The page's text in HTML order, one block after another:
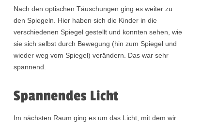
Nach den optischen Täuschungen ging es weiter zu
den Spiegeln. Hier haben sich die Kinder in die
verschiedenen Spiegel gestellt und konnten sehen, wie
sie sich selbst durch Bewegung (hin zum Spiegel und
wieder weg vom Spiegel) verändern. Das war sehr
spannend.
Spannendes Licht
Im nächsten Raum ging es um das Licht, mit dem wir